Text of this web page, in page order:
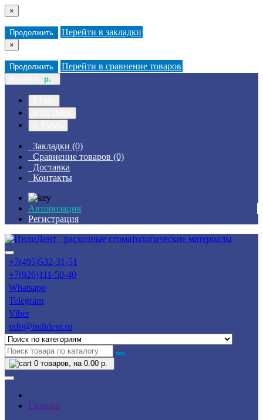
×
Продолжить Перейти в закладки
×
Продолжить Перейти в сравнение товаров
р.
Закладки (0)
Сравнение товаров (0)
Доставка
Контакты
Авторизация
Регистрация
+7(495)532-31-51
+7(926)111-50-40
Whatsapp
Telegram
Viber
info@indident.ru
0 товаров, на 0.00 р.
Главная